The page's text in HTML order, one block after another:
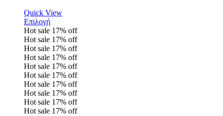
Quick View
Επιλογή
Hot sale 17% off
Hot sale 17% off
Hot sale 17% off
Hot sale 17% off
Hot sale 17% off
Hot sale 17% off
Hot sale 17% off
Hot sale 17% off
Hot sale 17% off
Hot sale 17% off